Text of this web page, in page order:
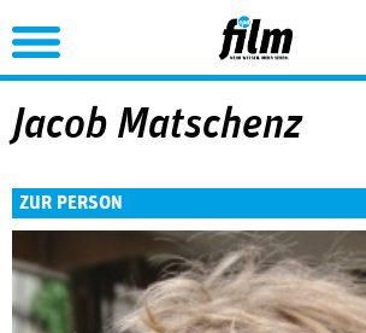
Jump to Navigation
Jacob Matschenz
ZUR PERSON